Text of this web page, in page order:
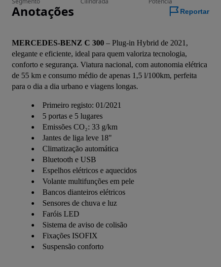
Anotações Reportar
MERCEDES-BENZ C 300 – Plug-in Hybrid de 2021,
elegante e eficiente, ideal para quem valoriza tecnologia,
conforto e segurança. Viatura nacional, com autonomia elétrica
de 55 km e consumo médio de apenas 1,5 l/100km, perfeita
para o dia a dia urbano e viagens longas.
Primeiro registo: 01/2021
5 portas e 5 lugares
Emissões CO₂: 33 g/km
Jantes de liga leve 18"
Climatização automática
Bluetooth e USB
Espelhos elétricos e aquecidos
Volante multifunções em pele
Bancos dianteiros elétricos
Sensores de chuva e luz
Faróis LED
Sistema de aviso de colisão
Fixações ISOFIX
Suspensão conforto